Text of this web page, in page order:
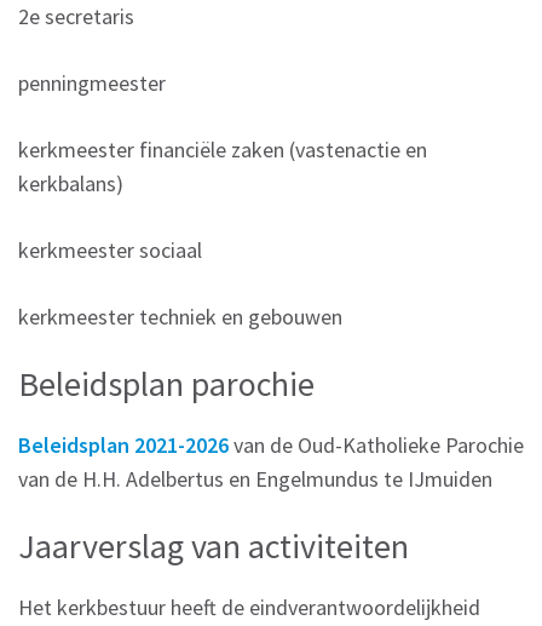
2e secretaris
penningmeester
kerkmeester financiële zaken (vastenactie en
kerkbalans)
kerkmeester sociaal
kerkmeester techniek en gebouwen
Beleidsplan parochie
Beleidsplan 2021-2026van de Oud-Katholieke Parochie
van de H.H. Adelbertus en Engelmundus te IJmuiden
Jaarverslag van activiteiten
Het kerkbestuur heeft de eindverantwoordelijkheid